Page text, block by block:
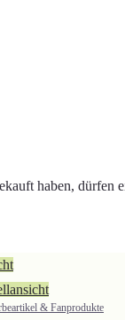
haben, dürfen
& Fanprodukte